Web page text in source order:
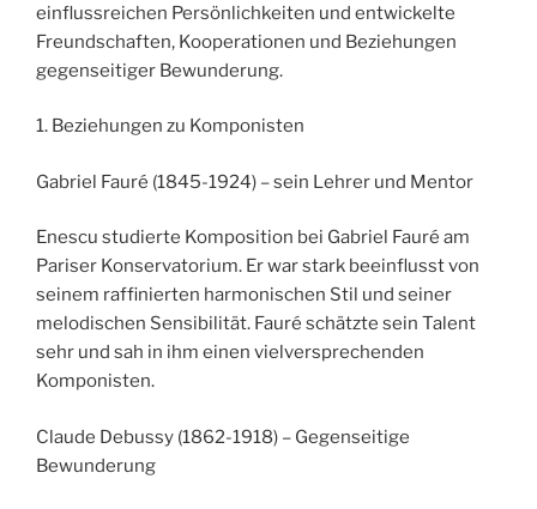
einflussreichen Persönlichkeiten und entwickelte
Freundschaften, Kooperationen und Beziehungen
gegenseitiger Bewunderung.
1. Beziehungen zu Komponisten
Gabriel Fauré (1845-1924) – sein Lehrer und Mentor
Enescu studierte Komposition bei Gabriel Fauré am
Pariser Konservatorium. Er war stark beeinflusst von
seinem raffinierten harmonischen Stil und seiner
melodischen Sensibilität. Fauré schätzte sein Talent
sehr und sah in ihm einen vielversprechenden
Komponisten.
Claude Debussy (1862-1918) – Gegenseitige
Bewunderung